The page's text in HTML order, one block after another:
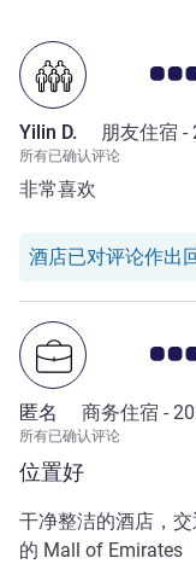
客户意
Yilin D. 朋友住宿 -
所有已确认评论
非常喜欢
酒店已对评论作出
位置好
客户意
匿名 商务住宿 -
所有已确认评论
干净整洁的酒店，
的 Mall of Emirates